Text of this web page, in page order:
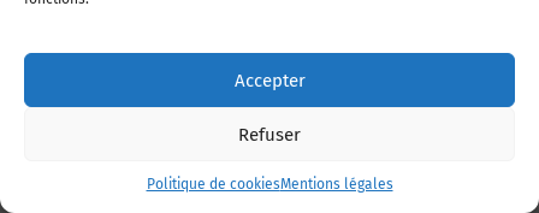
Accepter
Refuser
Politique de cookiesMentions légales
Viandes